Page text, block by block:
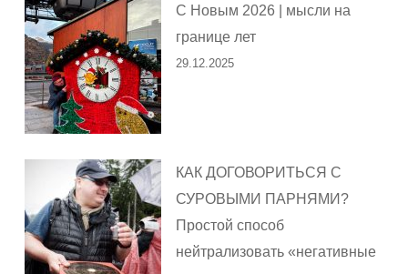
С Новым 2026 | мысли на
границе лет
29.12.2025
КАК ДОГОВОРИТЬСЯ С
СУРОВЫМИ ПАРНЯМИ?
Простой способ
нейтрализовать «негативные